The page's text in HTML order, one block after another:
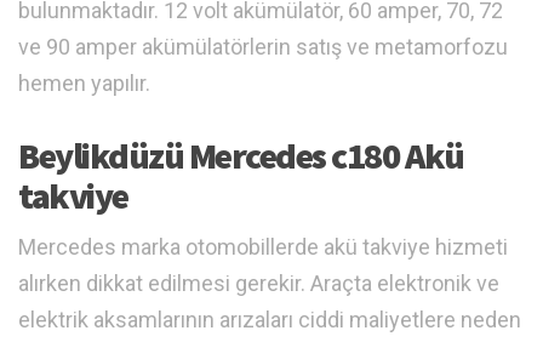
bulunmaktadır. 12 volt akümülatör, 60 amper, 70, 72
ve 90 amper akümülatörlerin satış ve metamorfozu
hemen yapılır.
Beylikdüzü Mercedes c180 Akü
takviye
Mercedes marka otomobillerde akü takviye hizmeti
alırken dikkat edilmesi gerekir. Araçta elektronik ve
elektrik aksamlarının arızaları ciddi maliyetlere neden